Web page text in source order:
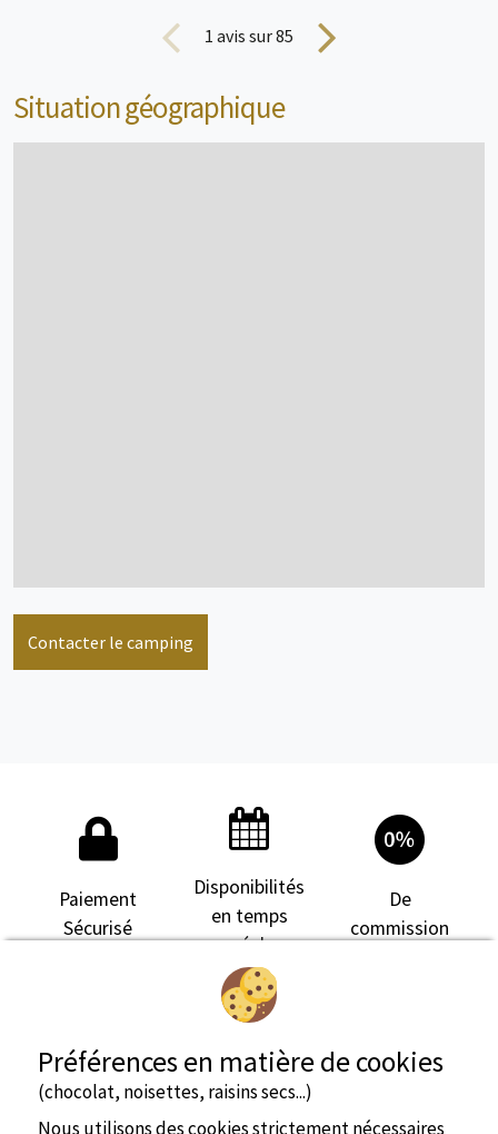
1 avis sur 85
Situation géographique
Contacter le camping
Paiement
Sécurisé
Disponibilités
en temps
réel
De
commission
Préférences en matière de cookies
(chocolat, noisettes, raisins secs...)
Nous utilisons des cookies strictement nécessaires